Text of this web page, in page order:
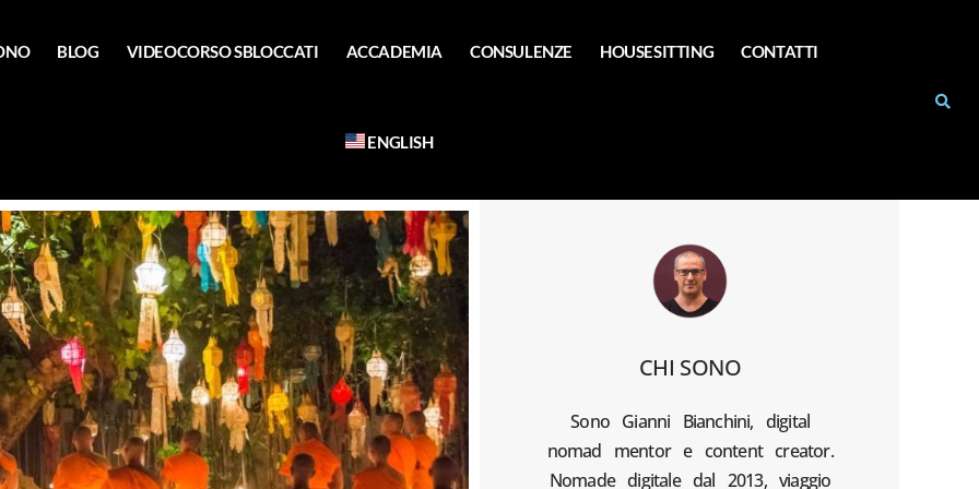
BLOG VIDEOCORSO SBLOCCATI ACCADEMIA CONSULENZE HOUSESITTING CONTATTI
ENGLISH
CHI SONO
Sono Gianni Bianchini, digital
nomad mentor e content creator.
Nomade digitale dal 2013, viaggio